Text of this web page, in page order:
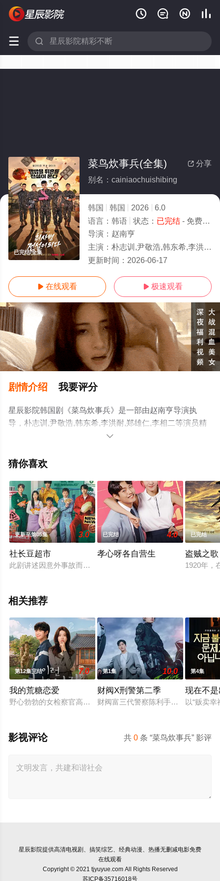
   
 
已完结/全集
 分享
菜鸟炊事兵(全集)
别名：cainiaochuishibing
韩国 韩国 2026
6.0
语言： 韩语 状态： 已完结- 免费在线观看
导演： 赵南亨
主演： 朴志训,尹敬浩,韩东希,李洪耐,郑雄仁,李相二
更新时间： 2026-06-17
 在线观看  极速观看
剧情介绍 我要评分
星辰影院韩国剧《菜鸟炊事兵》是一部由赵南亨导演执
导，朴志训,尹敬浩,韩东希,李洪耐,郑雄仁,李相二等演员精
彩演绎的韩国电视剧，大结局剧情已揭晓（已完结），手
更多相关信息可移步至豆瓣电视剧、电视猫或剧情网等平

猜你喜欢
更新至第05集 3.0
社长豆超市
此剧讲述因意外事故而解散的偶像在超市做生意的挑战记。
已完结 4.0
孝心呀各自营生
已完结
盗贼之歌
1920年，
相关推荐
第12集完结 7.0
我的荒糖恋爱
野心勃勃的女检察官高恩世（贺营 饰）意外失忆，住进拳击教
第1集 10.0
财阀X刑警第二季
财阀富三代警察陈利手（安普贤 饰
第4集
现在不
以“贩卖
共0 条 “菜鸟炊事兵” 影评
影视评论
星辰影院提供高清电视剧、搞笑综艺、经典动漫、热播无删减电影免费
在线观看
Copyright © 2021 tjyuyue.com All Rights Reserved
苏ICP备35716018号